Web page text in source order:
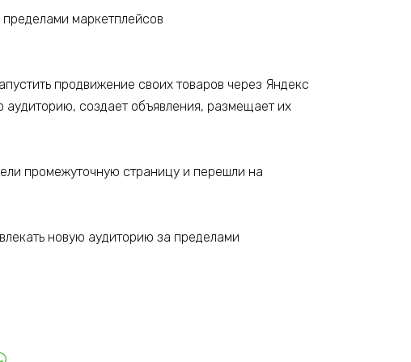
продвижение своих товаров через Яндекс
аудиторию, создает объявления, размещает их
промежуточную страницу и перешли на
новую аудиторию за пределами